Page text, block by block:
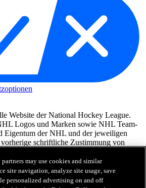
Website der National Hockey League.
Logos und Marken sowie NHL Team-
Eigentum der NHL und der jeweiligen
schriftliche Zustimmung von
Alle NHL Team-Trikots, die mit den
NHL Spieler versehen sind, sind offiziell
lizenziert. Die Wortmarke Zamboni
may use cookies and similar
site navigation, analyze site usage, save
personalized advertising on and off